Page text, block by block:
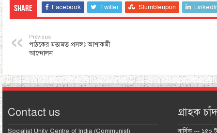
Share Facebook Twitter Stumbleupon
Previous
পাঠকের মতামত প্রসঙ্গঃ আশাকর্মী
আন্দোলন
Contact us
Socialist Unity Centre of India (Communist)
গ্রাহক
বার্ষিক --- ১৫০